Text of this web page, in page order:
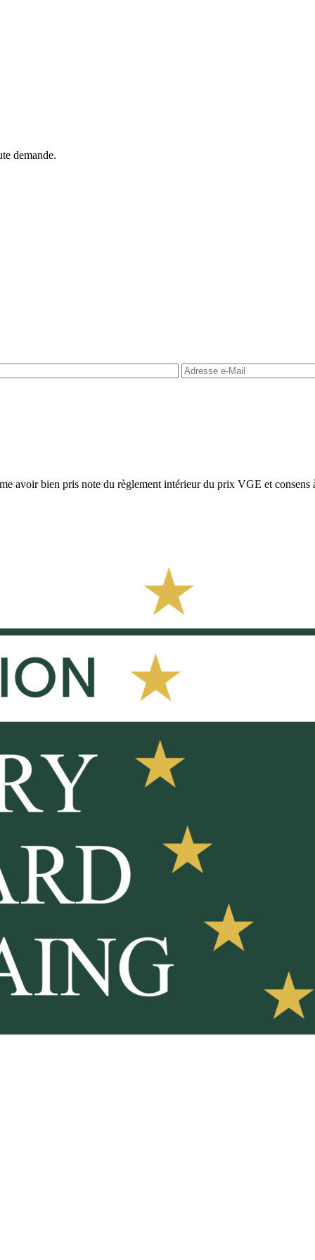
demande.
avoir bien pris note du règlement intérieur du prix VGE et consens